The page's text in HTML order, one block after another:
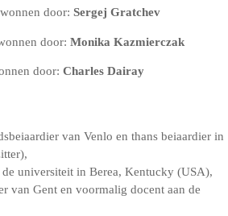
door: Sergej Gratchev
door: Monika Kazmierczak
door: Charles Dairay
van Venlo en thans beiaardier in
de universiteit in Berea, Kentucky (USA),
van Gent en voormalig docent aan de